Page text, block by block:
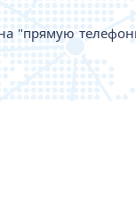
"прямую